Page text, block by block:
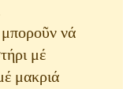
νά
μέ
μακριά